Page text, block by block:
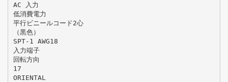
AC 入力
低消費電力
平行ビニールコード2心
（黒色）
SPT-1 AWG18
入力端子
回転方向
17
ORIENTAL